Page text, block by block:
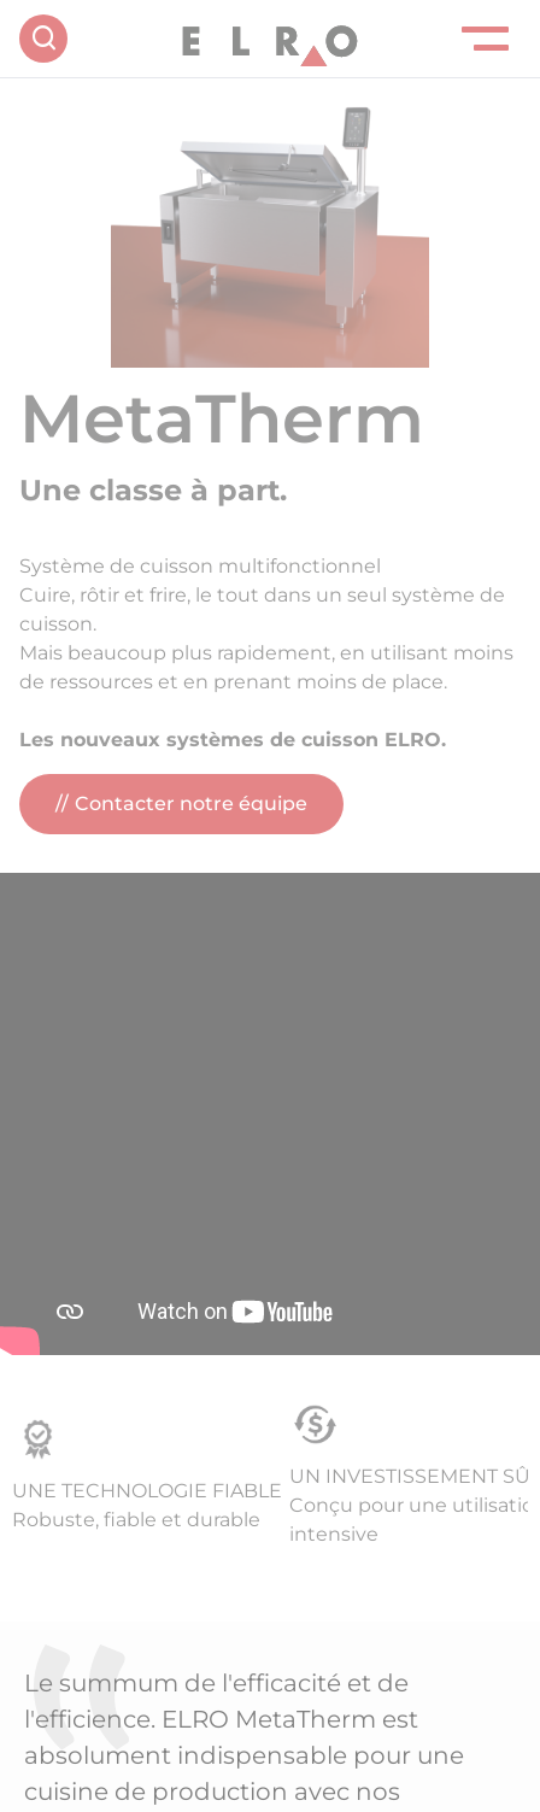
MetaTherm
Une classe à part.
Système de cuisson multifonctionnel
Cuire, rôtir et frire, le tout dans un seul système de
cuisson.
Mais beaucoup plus rapidement, en utilisant moins
de ressources et en prenant moins de place.
Les nouveaux systèmes de cuisson ELRO.
Contacter notre équipe
UNE TECHNOLOGIE FIABLE
Robuste, fiable et durable
UN INVESTISSEMENT
Conçu pour une
intensive
Le summum de l'efficacité et de
l'efficience. ELRO MetaTherm est
absolument indispensable pour une
cuisine de production avec nos